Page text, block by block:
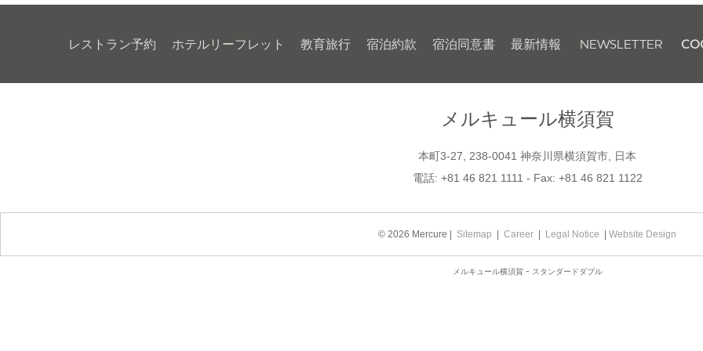
レストラン予約 ホテルリーフレット 教育旅行 宿泊約款 宿泊同意書 最新情報 NEWSLETTER
メルキュール横須賀
本町3-27, 238-0041 神奈川県横須賀市, 日本
電話: +81 46 821 1111 - Fax: +81 46 821 1122
© 2026 Mercure | Sitemap Career Legal Notice Website Design
メルキュール横須賀 - スタンダードダブル